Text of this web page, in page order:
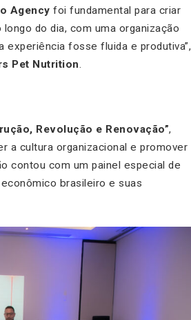
Agency foi fundamental para criar
longo do dia, com uma organização
fosse fluida e produtiva”,
Pet Nutrition.
Revolução e Renovação”,
a cultura organizacional e promover
contou com um painel especial de
brasileiro e suas